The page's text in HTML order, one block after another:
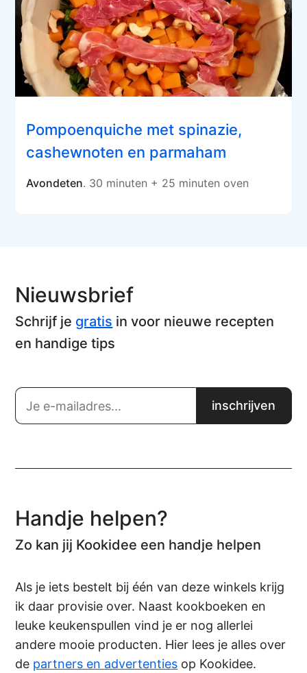
Pompoenquiche met spinazie,
cashewnoten en parmaham
Avondeten. 30 minuten + 25 minuten oven
Nieuwsbrief
Schrijf je gratis in voor nieuwe recepten
en handige tips
Handje helpen?
Zo kan jij Kookidee een handje helpen
Als je iets bestelt bij één van deze winkels krijg
ik daar provisie over. Naast kookboeken en
leuke keukenspullen vind je er nog allerlei
andere mooie producten. Hier lees je alles over
de partners en advertenties op Kookidee.